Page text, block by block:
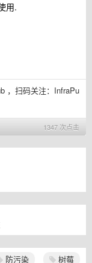
用.
，扫码关注： InfraPu
1347 次点击
防污染 树莓